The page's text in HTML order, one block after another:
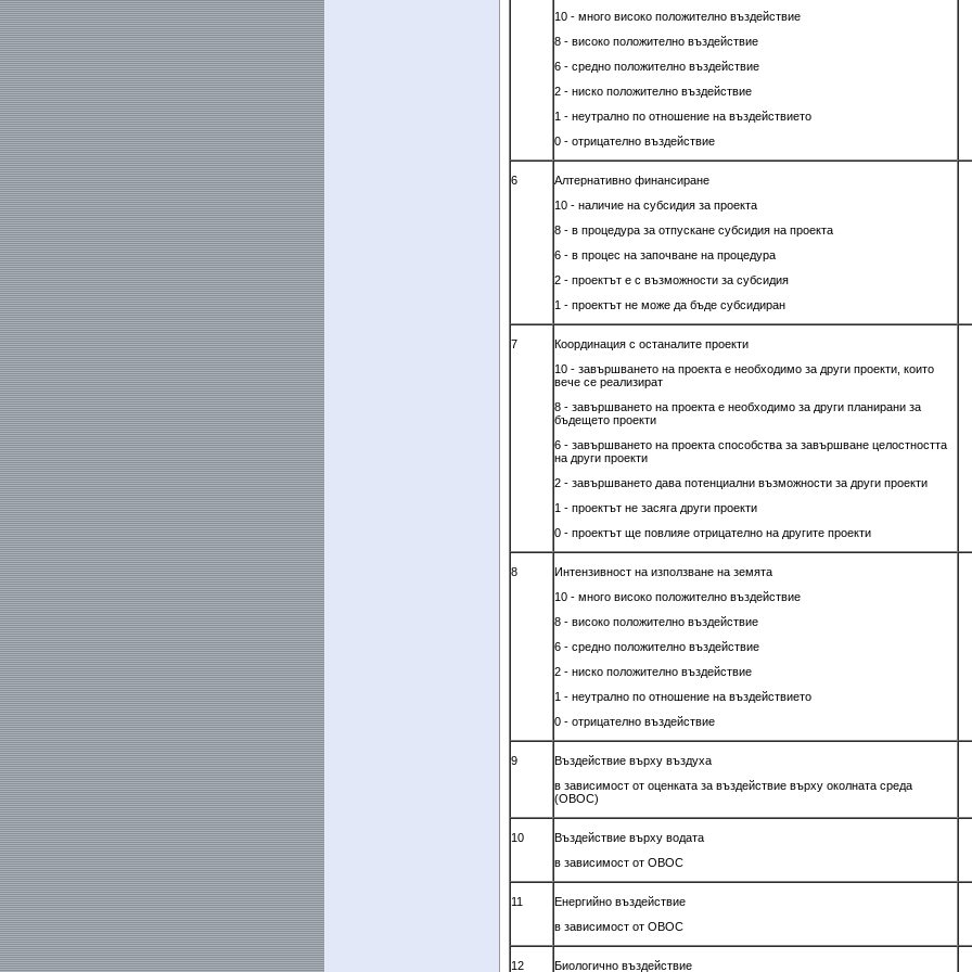
10 - много високо положително въздействие
8 - високо положително въздействие
6 - средно положително въздействие
2 - ниско положително въздействие
1 - неутрално по отношение на въздействието
0 - отрицателно въздействие
6
Алтернативно финансиране
10 - наличие на субсидия за проекта
8 - в процедура за отпускане субсидия на проекта
6 - в процес на започване на процедура
2 - проектът е с възможности за субсидия
1 - проектът не може да бъде субсидиран
7
Координация с останалите проекти
10 - завършването на проекта е необходимо за други проекти, които
вече се реализират
8 - завършването на проекта е необходимо за други планирани за
бъдещето проекти
6 - завършването на проекта способства за завършване целостността
на други проекти
2 - завършването дава потенциални възможности за други проекти
1 - проектът не засяга други проекти
0 - проектът ще повлияе отрицателно на другите проекти
8
Интензивност на използване на земята
10 - много високо положително въздействие
8 - високо положително въздействие
6 - средно положително въздействие
2 - ниско положително въздействие
1 - неутрално по отношение на въздействието
0 - отрицателно въздействие
9
Въздействие върху въздуха
в зависимост от оценката за въздействие върху околната среда
(ОВОС)
10
Въздействие върху водата
в зависимост от ОВОС
11
Енергийно въздействие
в зависимост от ОВОС
12 Биологично въздействие